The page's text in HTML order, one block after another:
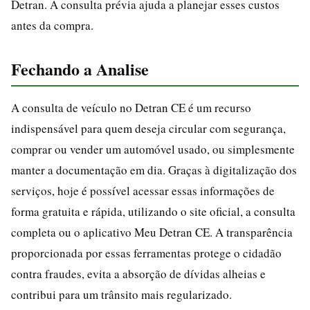
Detran. A consulta prévia ajuda a planejar esses custos
antes da compra.
Fechando a Analise
A consulta de veículo no Detran CE é um recurso
indispensável para quem deseja circular com segurança,
comprar ou vender um automóvel usado, ou simplesmente
manter a documentação em dia. Graças à digitalização dos
serviços, hoje é possível acessar essas informações de
forma gratuita e rápida, utilizando o site oficial, a consulta
completa ou o aplicativo Meu Detran CE. A transparência
proporcionada por essas ferramentas protege o cidadão
contra fraudes, evita a absorção de dívidas alheias e
contribui para um trânsito mais regularizado.